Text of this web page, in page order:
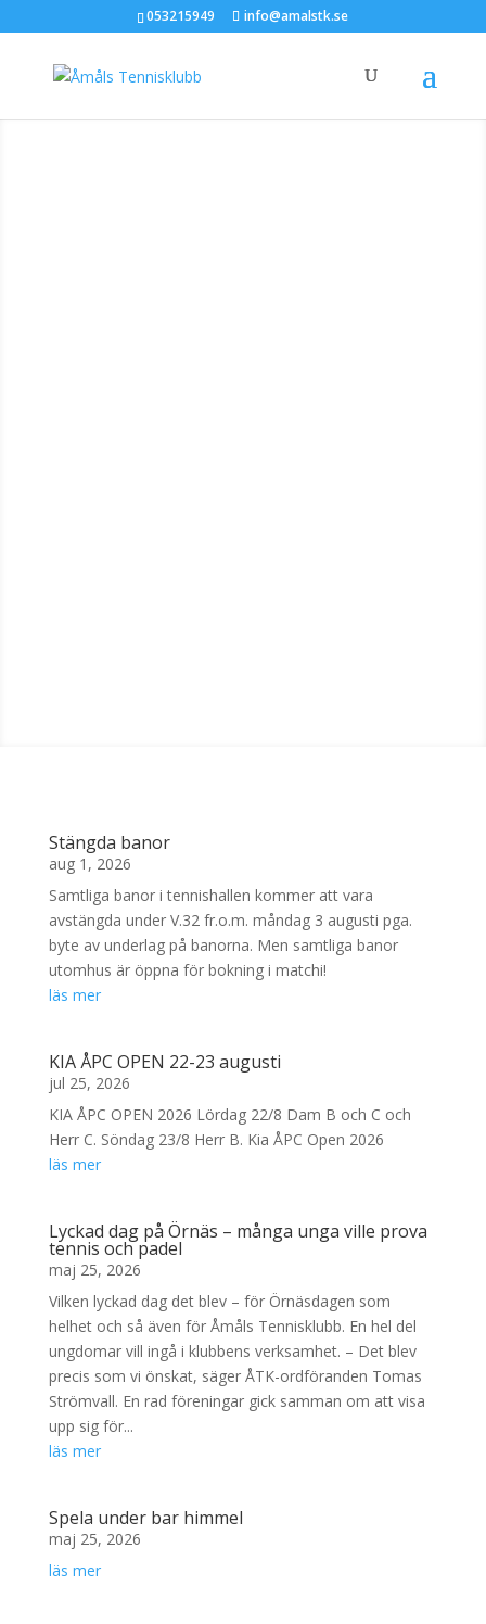
053215949 info@amalstk.se
Stängda banor
aug 1, 2026
Samtliga banor i tennishallen kommer att vara
avstängda under V.32 fr.o.m. måndag 3 augusti pga.
byte av underlag på banorna. Men samtliga banor
utomhus är öppna för bokning i matchi!
läs mer
KIA ÅPC OPEN 22-23 augusti
jul 25, 2026
KIA ÅPC OPEN 2026 Lördag 22/8 Dam B och C och
Herr C. Söndag 23/8 Herr B. Kia ÅPC Open 2026
läs mer
Lyckad dag på Örnäs – många unga ville prova
tennis och padel
maj 25, 2026
Vilken lyckad dag det blev – för Örnäsdagen som
helhet och så även för Åmåls Tennisklubb. En hel del
ungdomar vill ingå i klubbens verksamhet. – Det blev
precis som vi önskat, säger ÅTK-ordföranden Tomas
Strömvall. En rad föreningar gick samman om att visa
upp sig för...
läs mer
Spela under bar himmel
maj 25, 2026
läs mer